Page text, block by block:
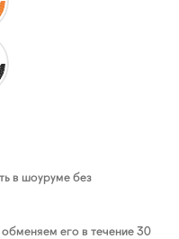
в шоуруме без
его в течение 30